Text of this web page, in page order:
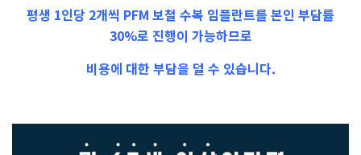
평생 1인당 2개씩 PFM 보철 수복 임플란트를 본인 부담률
30%로 진행이 가능하므로
비용에 대한 부담을 덜 수 있습니다.